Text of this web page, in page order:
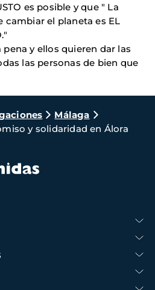
es posible y que " La
cambiar el planeta es EL
y ellos quieren dar las
las personas de bien que
Málaga
y solidaridad en Álora